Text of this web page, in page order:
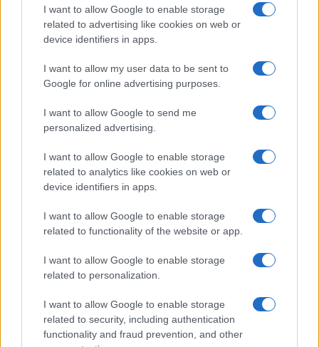
I want to allow Google to enable storage
related to advertising like cookies on web or
device identifiers in apps.
I want to allow my user data to be sent to
Google for online advertising purposes.
I want to allow Google to send me
personalized advertising.
I want to allow Google to enable storage
related to analytics like cookies on web or
device identifiers in apps.
I want to allow Google to enable storage
related to functionality of the website or app.
I want to allow Google to enable storage
related to personalization.
I want to allow Google to enable storage
related to security, including authentication
functionality and fraud prevention, and other
FILM
Frasi dei film
Frasi film più lette
Incipit dei film
Film più cercati
Frasi sul cinema
SERVIZI
Mappa del sito
Cookie Policy
Frasi suddivise per tema
Indice degli autori
Aforismi .meglio.it è l'archivio web dedicato a frasi,
aforismi e citazioni più grande del web (137.897 frasi in
database) • ©2005-2025 • La riproduzione dei testi è